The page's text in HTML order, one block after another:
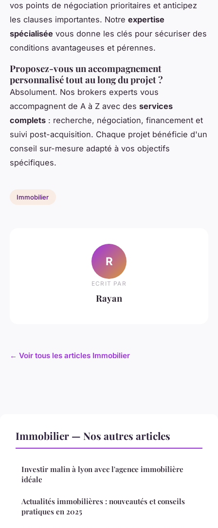
vos points de négociation prioritaires et anticipez
les clauses importantes. Notre expertise
spécialisée vous donne les clés pour sécuriser des
conditions avantageuses et pérennes.
Proposez-vous un accompagnement
personnalisé tout au long du projet ?
Absolument. Nos brokers experts vous
accompagnent de A à Z avec des services
complets : recherche, négociation, financement et
suivi post-acquisition. Chaque projet bénéficie d'un
conseil sur-mesure adapté à vos objectifs
spécifiques.
Immobilier
R
ECRIT PAR
Rayan
← Voir tous les articles Immobilier
Immobilier — Nos autres articles
Investir malin à lyon avec l'agence immobilière
idéale
Actualités immobilières : nouveautés et conseils
pratiques en 2025